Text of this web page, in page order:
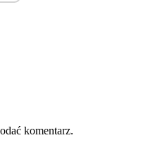
komentarz.